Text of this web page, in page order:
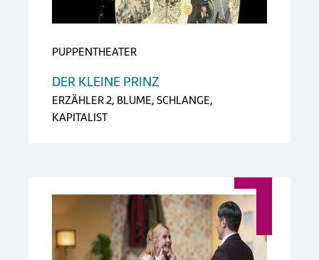
PUPPENTHEATER
DER KLEINE PRINZ
ERZÄHLER 2, BLUME, SCHLANGE,
KAPITALIST